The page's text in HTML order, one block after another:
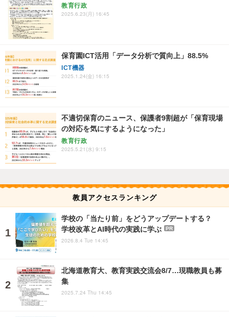
教育行政
2025.6.23(月) 16:45
保育園ICT活用「データ分析で質向上」88.5%
ICT機器
2025.1.24(金) 16:15
不適切保育のニュース、保護者9割超が「保育現場
の対応を気にするようになった」
教育行政
2025.5.21(水) 9:15
教員アクセスランキング
学校の「当たり前」をどうアップデートする？
学校改革とAI時代の実践に学ぶ
PR
2026.8.4 Tue 14:45
北海道教育大、教育実践交流会8/7…現職教員も募
集
2025.7.24 Thu 14:45